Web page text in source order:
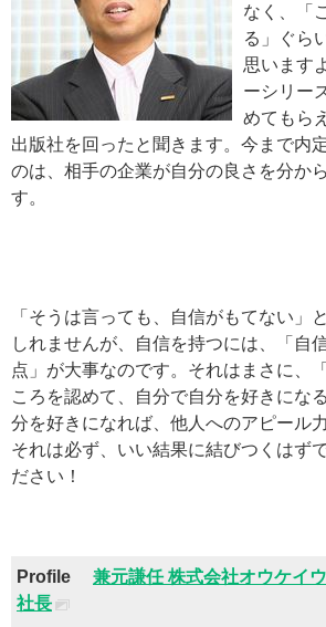
なく、「
る」ぐら
思います
ーシリー
めてもら
出版社を回ったと聞きます。今まで内
のは、相手の企業が自分の良さを分か
す。
「そうは言っても、自信がもてない」
しれませんが、自信を持つには、「自
点」が大事なのです。それはまさに、
ころを認めて、自分で自分を好きにな
分を好きになれば、他人へのアピール
それは必ず、いい結果に結びつくはず
ださい！
Profile 兼元謙任 株式会社オウケイ
社長